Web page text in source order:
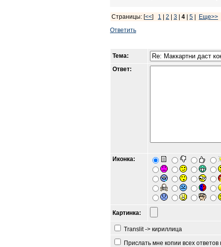
Страницы: [<<] 1 2 3 4 5
Еще>>
Ответить
Тема:
Ответ:
Иконка:
Картинка:
Translit -> кириллица
Прислать мне копии всех